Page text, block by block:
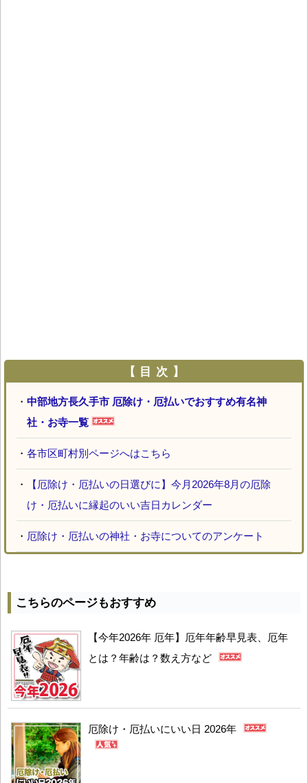
【 目 次 】
・ 中部地方長久手市 厄除け・厄払いでおすすめ有名神
社・お寺一覧
・ 各市区町村別ページへはこちら
・
【厄除け・厄払いの日選びに】今月2026年8月の厄除
け・厄払いに縁起のいい吉日カレンダー
・ 厄除け・厄払いの神社・お寺についてのアンケート
こちらのページもおすすめ
【今年2026年 厄年】厄年年齢早見表、厄年
とは？年齢は？数え方など
厄除け・厄払いにいい日 2026年